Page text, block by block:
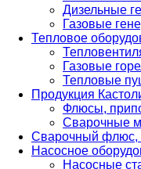
Дизельные
Газовые
Тепловое
Газовые
Тепловые
Продукция
Флюсы,
Сварочные
Сварочный флюс,
Насосное
Насосные